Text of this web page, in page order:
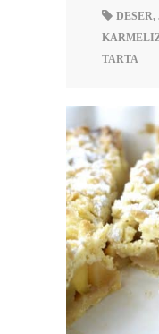
DESER,
TARTA